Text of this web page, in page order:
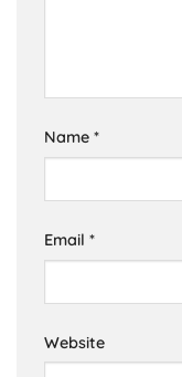
Name *
Email *
Website